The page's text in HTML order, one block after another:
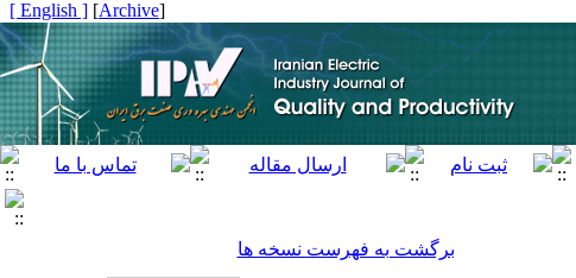
[
Archive
]
[ English ]
برگشت به فهرست نسخه ها